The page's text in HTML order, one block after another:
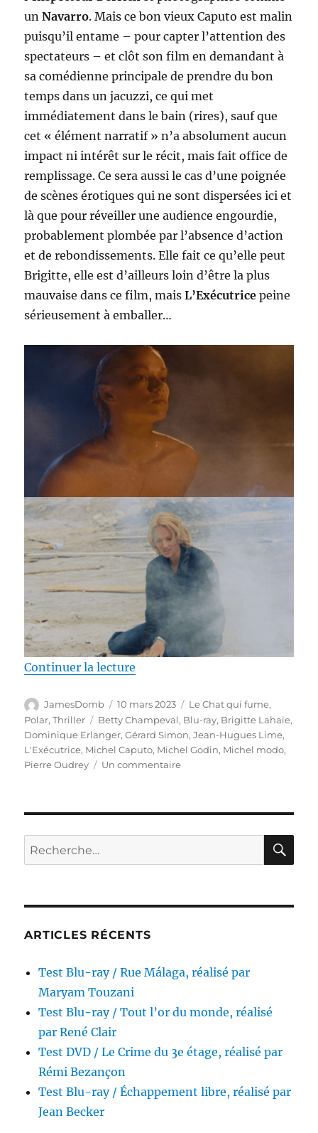
unNavarro. Mais ce bon vieux Caputo est malin
puisqu’il entame – pour capter l’attention des
spectateurs – et clôt son film en demandant à
sa comédienne principale de prendre du bon
temps dans un jacuzzi, ce qui met
immédiatement dans le bain (rires), sauf que
cet « élément narratif » n’a absolument aucun
impact ni intérêt sur le récit, mais fait office de
remplissage. Ce sera aussi le cas d’une poignée
de scènes érotiques qui ne sont dispersées ici et
là que pour réveiller une audience engourdie,
probablement plombée par l’absence d’action
et de rebondissements. Elle fait ce qu’elle peut
Brigitte, elle est d’ailleurs loin d’être la plus
mauvaise dans ce film, maisL’Exécutricepeine
sérieusement à emballer…
Continuer la lecture
Auteur
JamesDomb
Publié
le
10 mars 2023 Catégories
Le Chat qui fume,
Polar,Thriller Étiquettes
Betty Champeval, Blu-ray, Brigitte Lahaie,
Dominique Erlanger,Gérard Simon,Jean-Hugues Lime,
L'Exécutrice, Michel Caputo, Michel Godin, Michel modo,
Pierre Oudrey
Un commentairesur
L’Exécutrice,
par
Recherche
pour :
ARTICLES RÉCENTS
Test Blu-ray / Rue Málaga, réalisé par
Maryam Touzani
Test Blu-ray / Tout l’or du monde, réalisé
par René Clair
Test DVD / Le Crime du 3e étage, réalisé par
Rémi Bezançon
Test Blu-ray / Échappement libre, réalisé par
Jean Becker